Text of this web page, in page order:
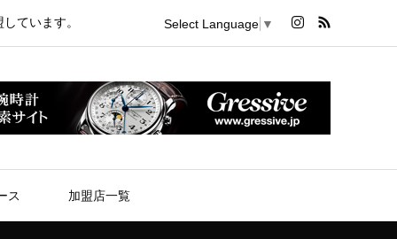
ています。 Select Language ▼
ス 加盟店一覧